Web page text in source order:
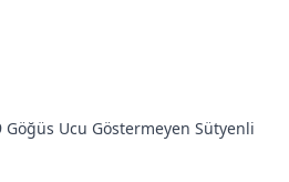
Göğüs Ucu Göstermeyen Sütyenli